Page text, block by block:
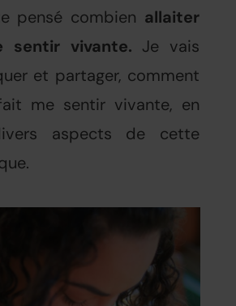
pensé combien allaiter
sentir vivante. Je vais
et partager, comment
me sentir vivante, en
aspects de cette